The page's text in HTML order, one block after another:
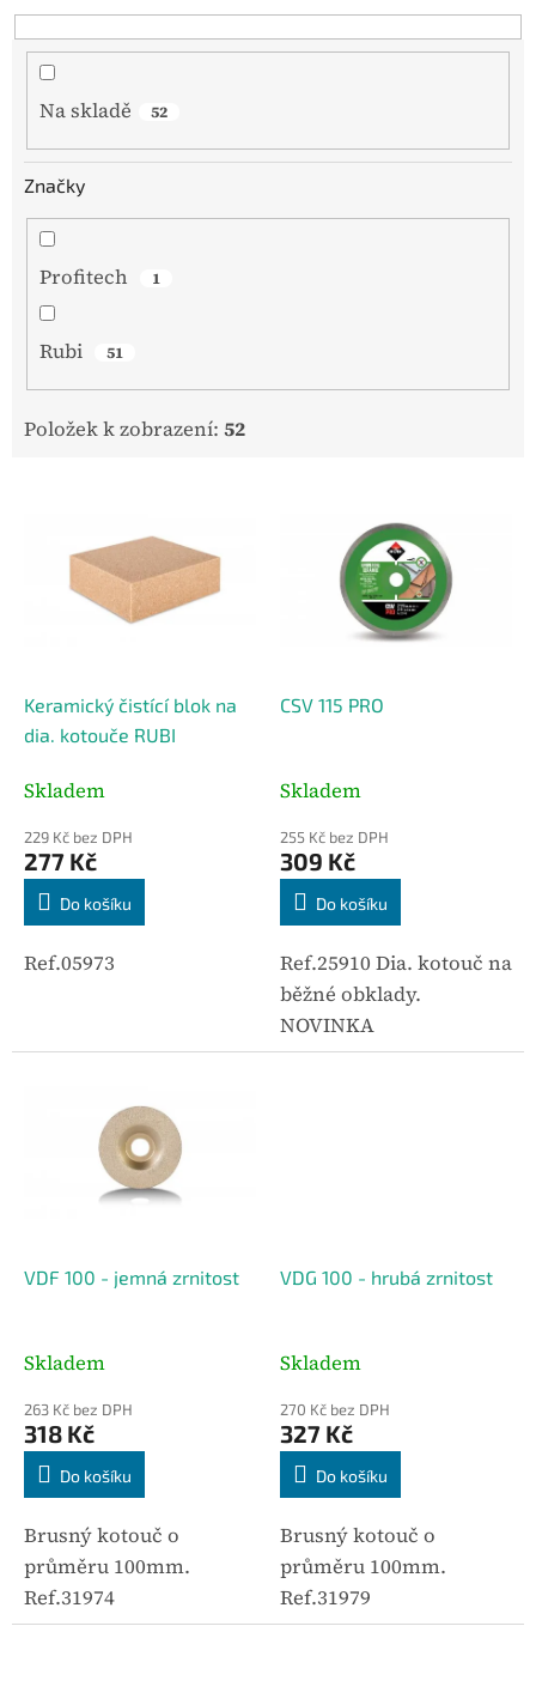
u
k
Na skladě 52
Značky
Profitech 1
Rubi 51
Položek k zobrazení: 52
Keramický čistící blok na
dia. kotouče RUBI
Skladem
229 Kč bez DPH
277 Kč
Do košíku
Ref.05973
CSV 115 PRO
Skladem
255 Kč bez DPH
309 Kč
Do košíku
Ref.25910 Dia. kotouč na
běžné obklady.
NOVINKA
VDF 100 - jemná zrnitost
Skladem
263 Kč bez DPH
318 Kč
Do košíku
Brusný kotouč o
průměru 100mm.
Ref.31974
VDG 100 - hrubá zrnitost
Skladem
270 Kč bez DPH
327 Kč
Do košíku
Brusný kotouč o
průměru 100mm.
Ref.31979